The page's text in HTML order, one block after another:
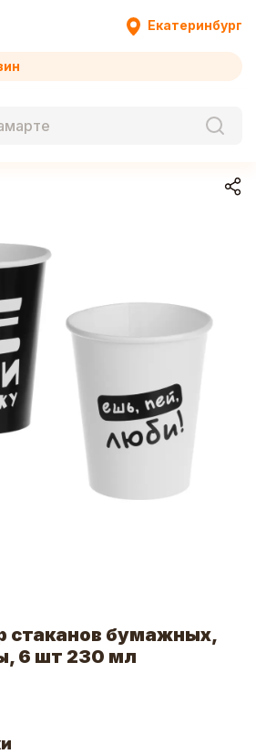
Екатеринбург
стаканов бумажных,
6 шт 230 мл